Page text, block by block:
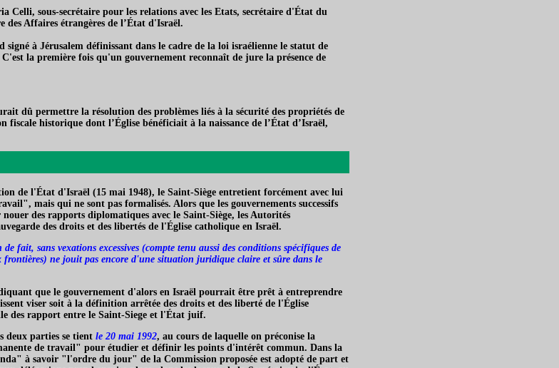
Celli, sous-secrétaire pour les relations avec les Etats, secrétaire d'État du
des Affaires étrangères de l’État d'Israël.
signé à Jérusalem définissant dans le cadre de la loi israélienne le statut de
la première fois qu'un gouvernement reconnaît de jure la présence de
dû permettre la résolution des problèmes liés à la sécurité des propriétés de
fiscale historique dont l’Église bénéficiait à la naissance de l’État d’Israël,
de l'État d'Israël (15 mai 1948), le Saint-Siège entretient forcément avec lui
mais qui ne sont pas formalisés. Alors que les gouvernements successifs
des rapports diplomatiques avec le Saint-Siège, les Autorités
des droits et des libertés de l'Église catholique en Israël.
fait, sans vexations excessives (compte tenu aussi des conditions spécifiques de
ne jouit pas encore d'une situation juridique claire et sûre dans le
que le gouvernement d'alors en Israël pourrait être prêt à entreprendre
viser soit à la définition arrêtée des droits et des liberté de l'Église
des rapport entre le Saint-Siege et l'État juif.
deux parties se tientle 20 mai 1992, au cours de laquelle on préconise la
de travail" pour étudier et définir les points d'intérêt commun. Dans la
à savoir "l'ordre du jour" de la Commission proposée est adopté de part et